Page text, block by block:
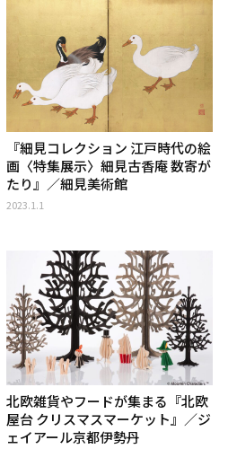
『細見コレクション 江戸時代の絵
画〈特集展示〉細見古香庵 数寄が
たり』／細見美術館
2023.1.1
北欧雑貨やフードが集まる『北欧
屋台 クリスマスマーケット』／ジ
ェイアール京都伊勢丹